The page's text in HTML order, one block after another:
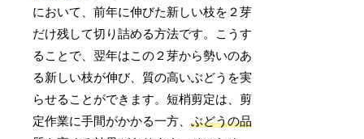
において、前年に伸びた新しい枝を２芽
だけ残して切り詰める方法です。こうす
ることで、翌年はこの２芽から勢いのあ
る新しい枝が伸び、質の高いぶどうを実
らせることができます。短梢剪定は、剪
定作業に手間がかかる一方、ぶどうの品